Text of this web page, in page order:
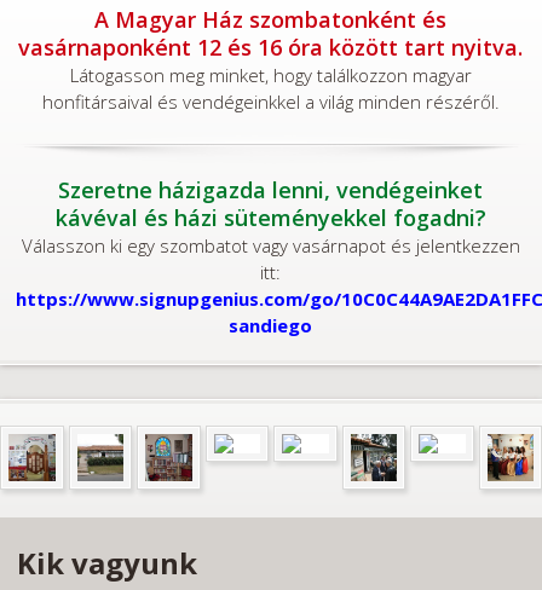
A Magyar Ház szombatonként és
vasárnaponként 12 és 16 óra között tart nyitva.
Látogasson meg minket, hogy találkozzon magyar
honfitársaival és vendégeinkkel a világ minden részéről.
Szeretne házigazda lenni, vendégeinket
kávéval és házi süteményekkel fogadni?
Válasszon ki egy szombatot vagy vasárnapot és jelentkezzen
itt:
https://www.signupgenius.com/go/
sandiego
Kik vagyunk